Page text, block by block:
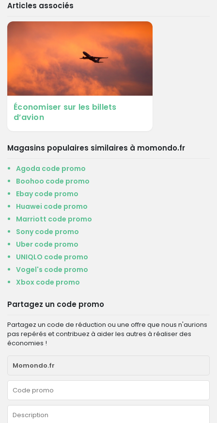
Articles associés
Économiser sur les billets
d’avion
Magasins populaires similaires à momondo.fr
Agoda code promo
Boohoo code promo
Ebay code promo
Huawei code promo
Marriott code promo
Sony code promo
Uber code promo
UNIQLO code promo
Vogel's code promo
Xbox code promo
Partagez un code promo
Partagez un code de réduction ou une offre que nous n'aurions
pas repérés et contribuez à aider les autres à réaliser des
économies !